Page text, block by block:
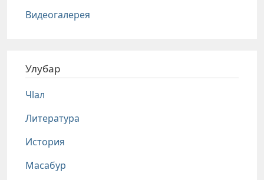
Видеогалерея
Улубар
Чlал
Литература
История
Масабур